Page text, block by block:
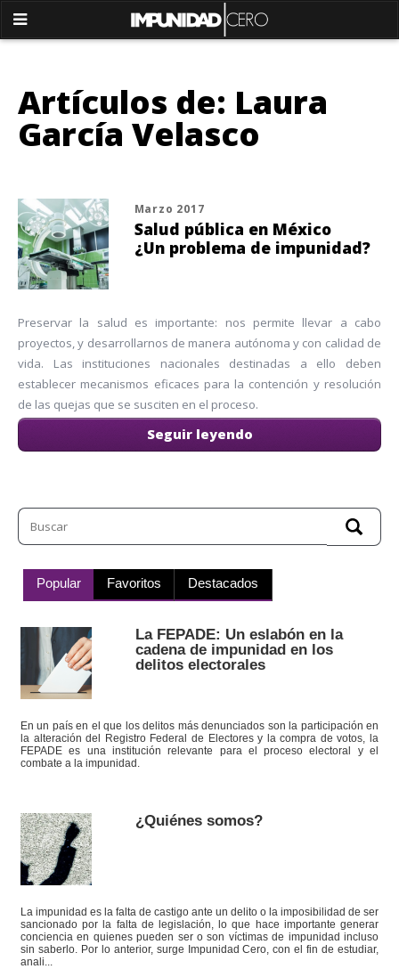
Artículos de: Laura
García Velasco
Marzo 2017
Salud pública en México
¿Un problema de impunidad?
Preservar la salud es importante: nos permite llevar a cabo
proyectos, y desarrollarnos de manera autónoma y con calidad de
vida. Las instituciones nacionales destinadas a ello deben
establecer mecanismos eficaces para la contención y resolución
de las quejas que se susciten en el proceso.
Seguir leyendo
Popular Favoritos Destacados
La FEPADE: Un eslabón en la
cadena de impunidad en los
delitos electorales
En un país en el que los delitos más denunciados son la participación en
la alteración del Registro Federal de Electores y la compra de votos, la
FEPADE es una institución relevante para el proceso electoral y el
combate a la impunidad.
¿Quiénes somos?
La impunidad es la falta de castigo ante un delito o la imposibilidad de ser
sancionado por la falta de legislación, lo que hace importante generar
conciencia en quienes pueden ser o son víctimas de impunidad incluso
sin saberlo. Por lo anterior, surge Impunidad Cero, con el fin de estudiar,
anali...